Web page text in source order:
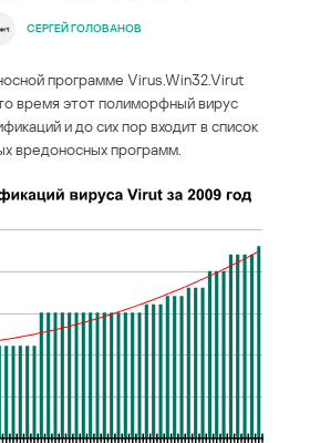
СЕРГЕЙ ГОЛОВАНОВ
программе Virus.Win32.Virut
время этот полиморфный вирус
и до сих пор входит в список
вредоносных программ.